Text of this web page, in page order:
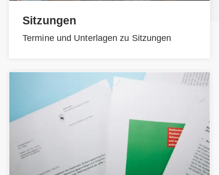
Sitzungen
Termine und Unterlagen zu Sitzungen